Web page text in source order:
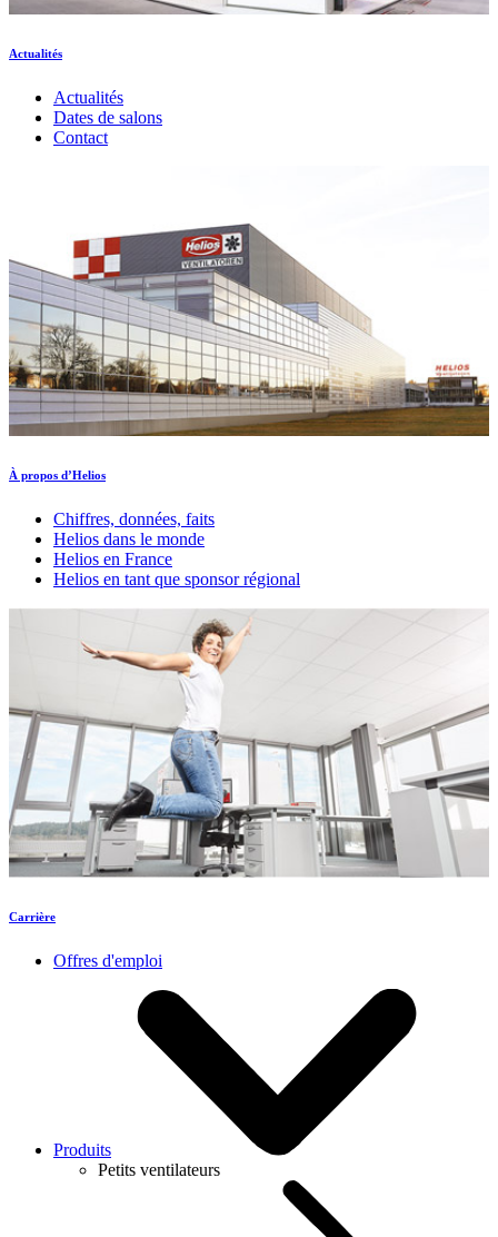
Actualités
Actualités
Dates de salons
Contact
À propos d’Helios
Chiffres, données, faits
Helios dans le monde
Helios en France
Helios en tant que sponsor régional
Carrière
Offres d'emploi
Produits
Petits ventilateurs